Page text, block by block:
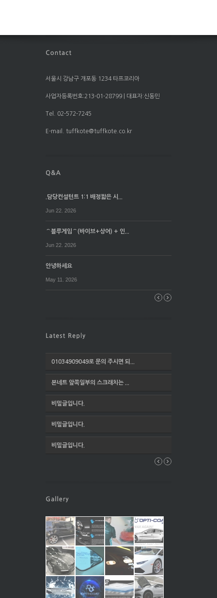
서울시 강남구 개포동 1234 타프코리아
사업자등록번호:213-01-28799 | 대표자:신동민
Tel. 02-572-7245
E-mail. tuffkote@tuffkote.co.kr
.담당컨설턴트 1:1 배정짧은 시...
Jun 22. 2026
⌒블루게임⌒(바이브+상어) + 인...
Jun 22. 2026
안녕하세요
May 11. 2026
01034909049로 문의 주시면 되...
본네트 앞쪽일부의 스크래치는 ...
비밀글입니다.
비밀글입니다.
비밀글입니다.